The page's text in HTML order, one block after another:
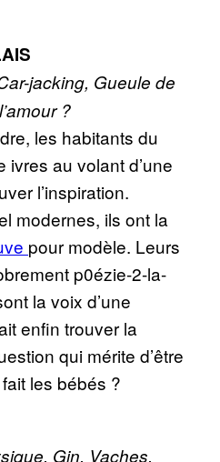
jacking, Gueule de
?
les habitants du
ivres au volant d’une
l’inspiration.
modernes, ils ont la
pour modèle. Leurs
p0ézie-2-la-
la voix d’une
enfin trouver la
qui mérite d’être
les bébés ?
Gin, Vaches,